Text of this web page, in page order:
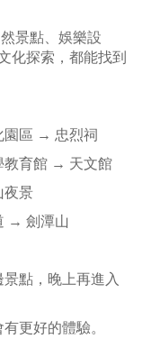
景點、娛樂設
化探索，都能找到
園區 → 忠烈祠
教育館 → 天文館
夜景
→ 劍潭山
點，晚上再進入
更好的體驗。